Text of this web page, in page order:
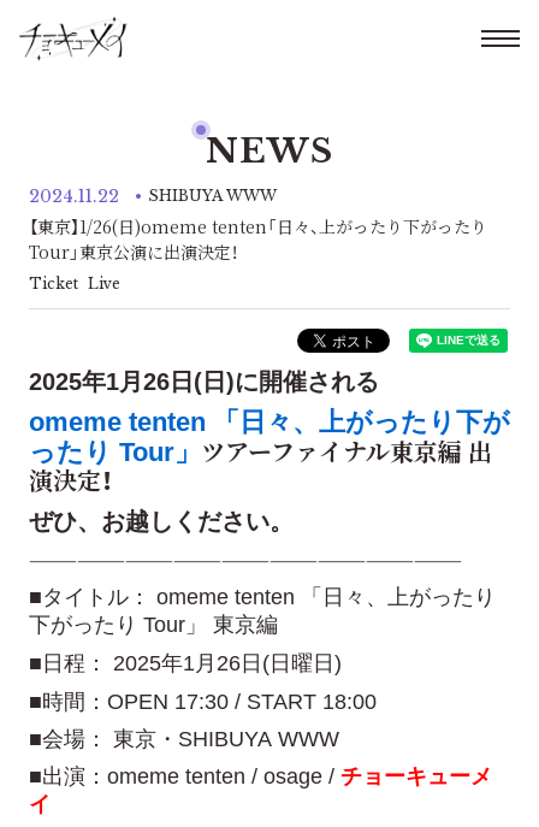
NEWS
2024.11.22 SHIBUYA WWW
【東京】1/26(日)omeme tenten「日々、上がったり下がったり
Tour」東京公演に出演決定！
Ticket Live
2025年1月26日(日)に開催される
omeme tenten 「日々、上がったり下が
ったり Tour」 ツアーファイナル東京編 出
演決定！
ぜひ、お越しください。
———————————————————————————
■タイトル： omeme tenten 「日々、上がったり
下がったり Tour」 東京編
■日程： 2025年1月26日(日曜日)
■時間：OPEN 17:30 / START 18:00
■会場： 東京・SHIBUYA WWW
■出演：omeme tenten / osage / チョーキューメ
イ